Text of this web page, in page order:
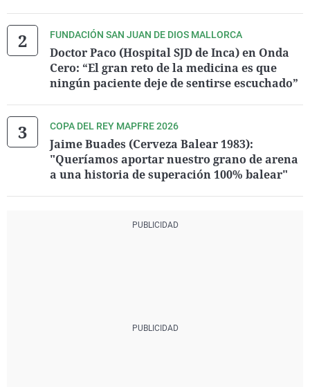
FUNDACIÓN SAN JUAN DE DIOS MALLORCA
Doctor Paco (Hospital SJD de Inca) en Onda
Cero: “El gran reto de la medicina es que
ningún paciente deje de sentirse escuchado”
COPA DEL REY MAPFRE 2026
Jaime Buades (Cerveza Balear 1983):
"Queríamos aportar nuestro grano de arena
a una historia de superación 100% balear"